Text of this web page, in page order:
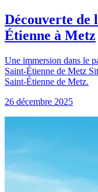
Découverte de
Étienne à Metz
Une immersion dans le
Saint-Étienne de Metz
Saint-Étienne de Metz.
26 décembre 2025